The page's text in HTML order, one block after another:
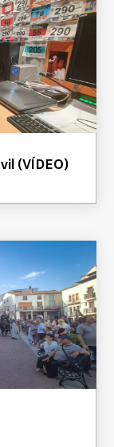
(VÍDEO)